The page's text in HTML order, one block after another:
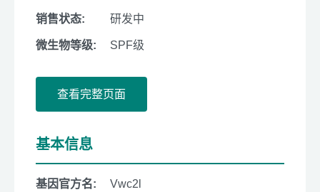
销售状态: 研发中
微生物等级: SPF级
查看完整页面
基本信息
基因官方名: Vwc2l